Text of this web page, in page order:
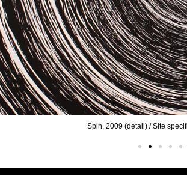
Spin, 2009 (detail) / Site